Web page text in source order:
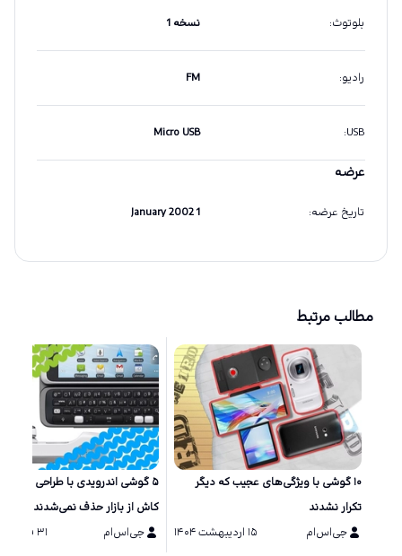
بلوتوث: نسخه 1
رادیو:
FM
USB
:
Micro USB
عرضه
تاریخ عرضه:
1 January 2002
مطالب مرتبط
۱۰ گوشی‌ با ویژگی‌های عجیب که دیگر
تکرار نشدند
جی‌اس‌ام
۱۵ اردیبهشت ۱۴۰۴
۵ گوشی اندرویدی با طراحی خاص
کاش از بازار حذف نمی‌شدند
جی‌اس‌ام
۳۱ فروردین ۱۴۰۴